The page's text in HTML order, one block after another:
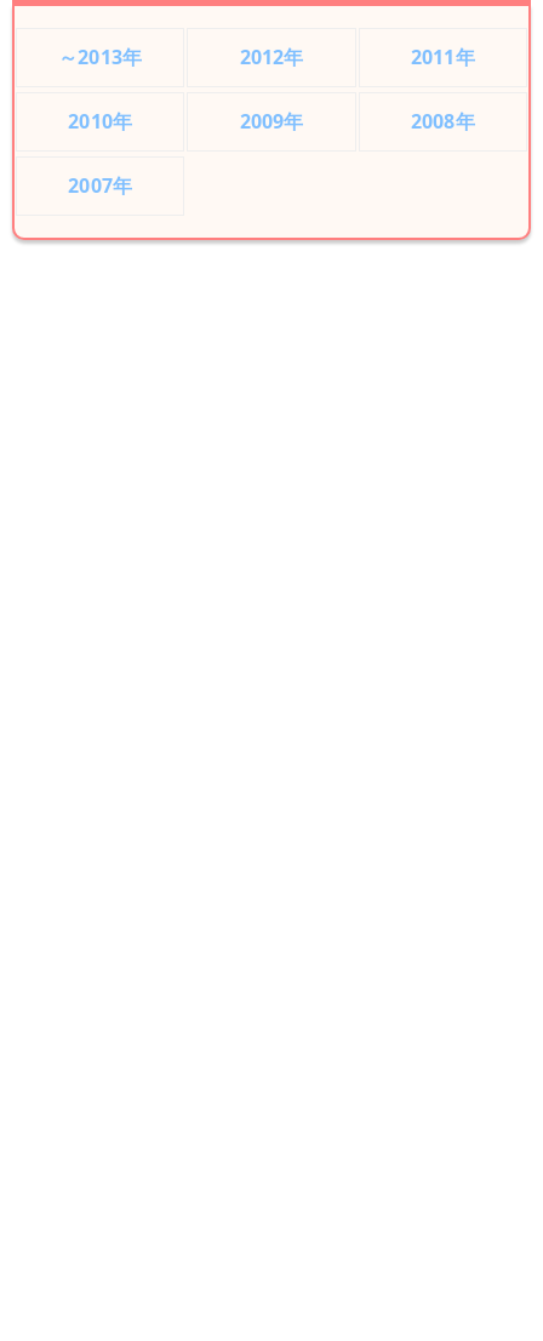
～2013年 2012年 2011年
2010年 2009年 2008年
2007年